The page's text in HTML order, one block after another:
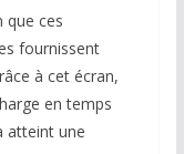
que ces
fournissent
à cet écran,
en temps
atteint une